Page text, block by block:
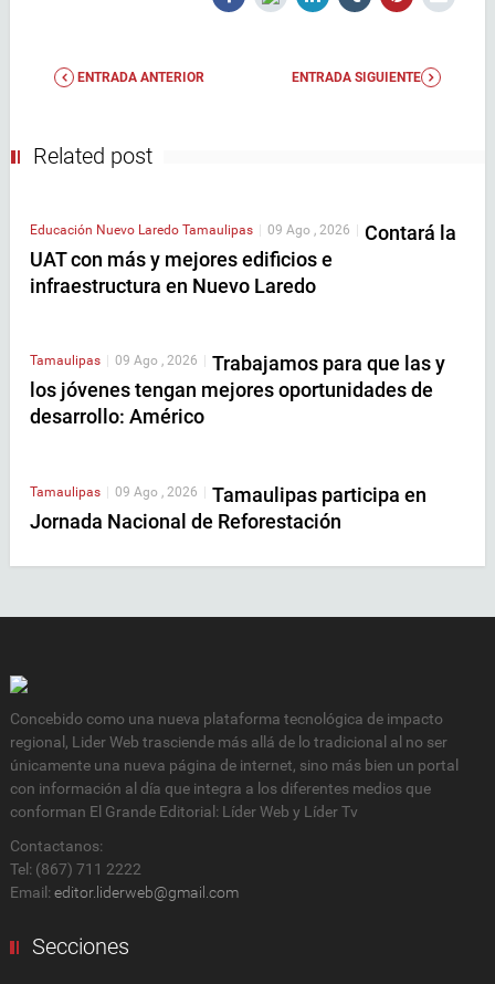
ENTRADA ANTERIOR ENTRADA SIGUIENTE
Related post
Educación Nuevo Laredo Tamaulipas | 09 Ago , 2026 | Contará la
UAT con más y mejores edificios e
infraestructura en Nuevo Laredo
Tamaulipas 09 Ago , 2026
Trabajamos para que las y
los jóvenes tengan mejores oportunidades de
desarrollo: Américo
Tamaulipas | 09 Ago , 2026 | Tamaulipas participa en
Jornada Nacional de Reforestación
Concebido como una nueva plataforma tecnológica de impacto
regional, Lider Web trasciende más allá de lo tradicional al no ser
únicamente una nueva página de internet, sino más bien un portal
con información al día que integra a los diferentes medios que
conforman El Grande Editorial: Líder Web y Líder Tv
Contactanos:
Tel: (867) 711 2222
Email: editor.liderweb@gmail.com
Secciones